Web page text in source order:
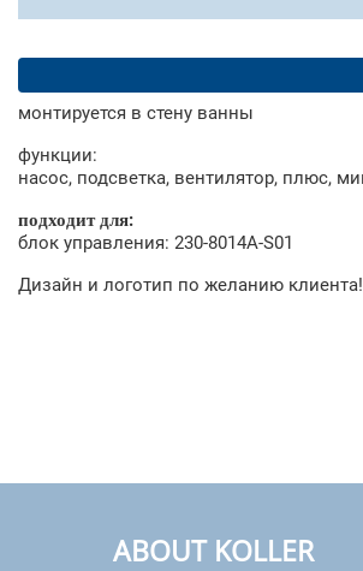
монтируется в стену ванны
функции:
насос, подсветка, вентилятор, плюс,
подходит для:
блок управления: 230-8014A-S01
Дизайн и логотип по желанию клиента!
ABOUT KOLLER